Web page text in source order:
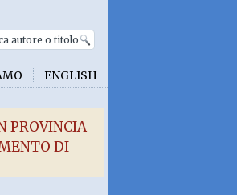
ENGLISH
PROVINCIA
DI